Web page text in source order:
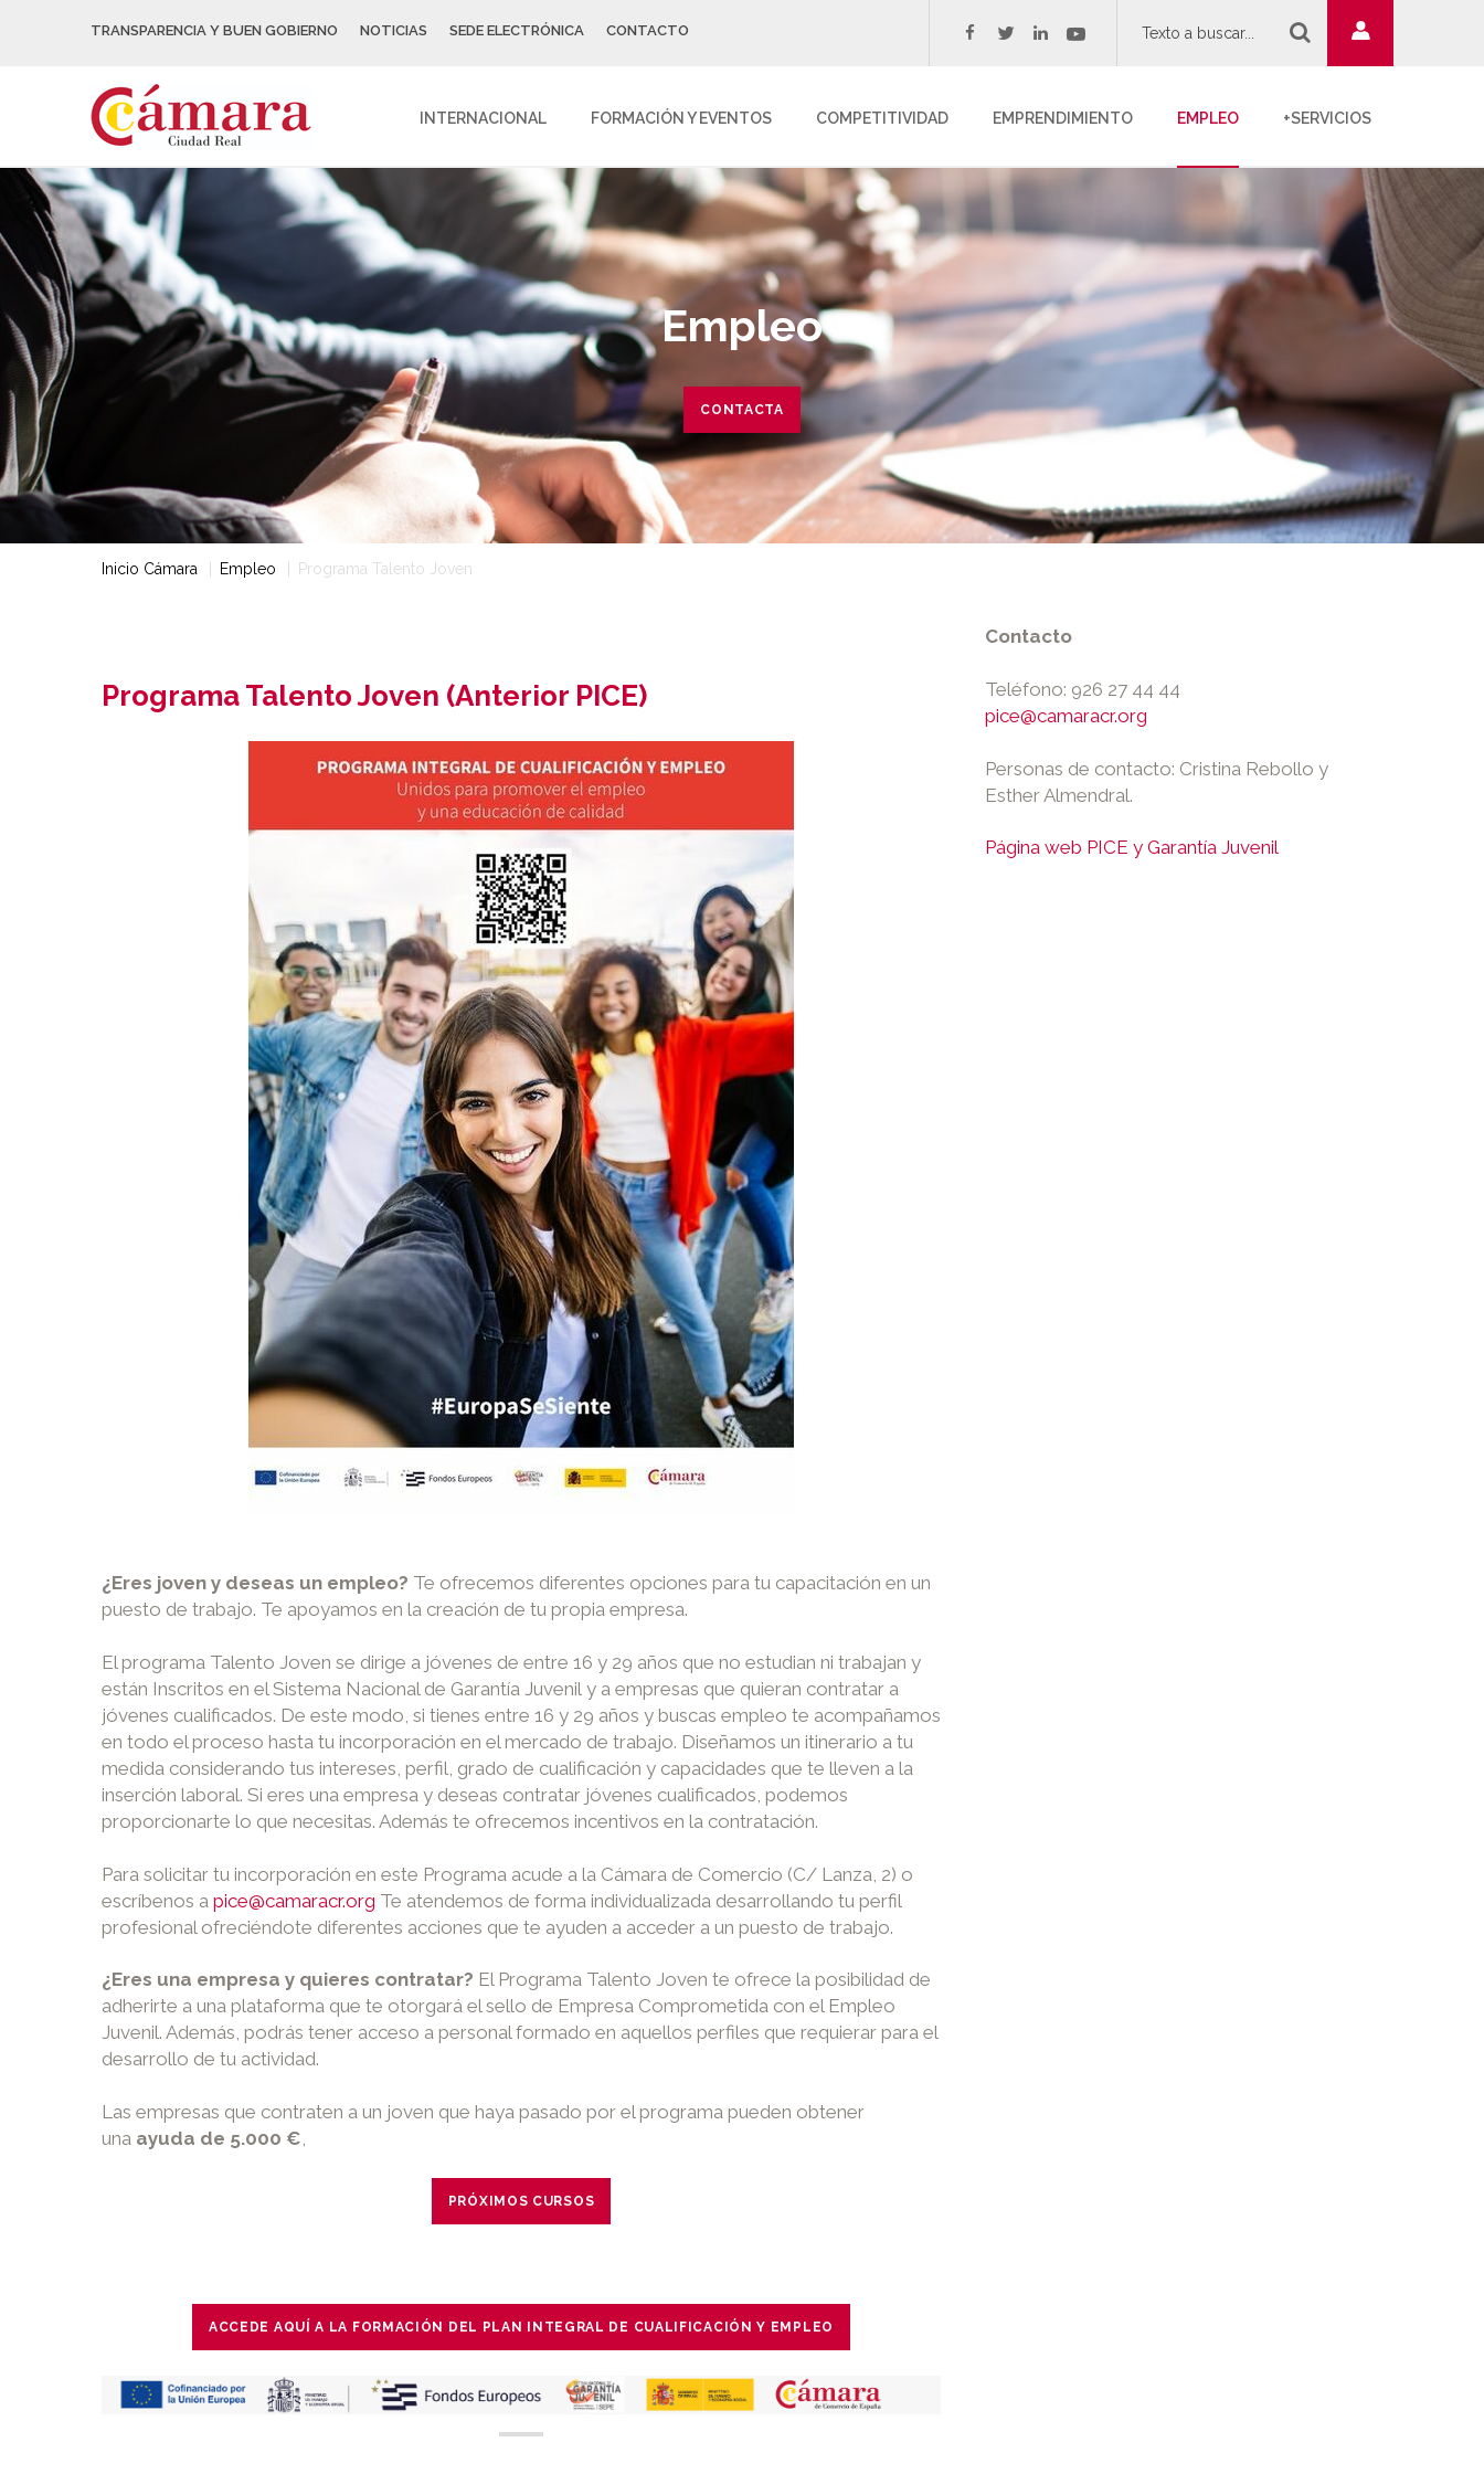
TRANSPARENCIA Y BUEN GOBIERNO NOTICIAS SEDE ELECTRÓNICA CONTACTO facebook
twitterlinkedinyoutube
INTERNACIONAL FORMACIÓN Y EVENTOS COMPETITIVIDAD EMPRENDIMIENTO EMPLEO +SERVICIOS
Empleo
CONTACTA
Inicio Cámara Empleo Programa Talento Joven
Programa Talento Joven (Anterior PICE)
¿Eres joven y deseas un empleo? Te ofrecemos diferentes opciones para tu capacitación en un
puesto de trabajo. Te apoyamos en la creación de tu propia empresa.
El programa Talento Joven se dirige a jóvenes de entre 16 y 29 años que no estudian ni trabajan y
están Inscritos en el Sistema Nacional de Garantía Juvenil y a empresas que quieran contratar a
jóvenes cualificados. De este modo, si tienes entre 16 y 29 años y buscas empleo te acompañamos
en todo el proceso hasta tu incorporación en el mercado de trabajo. Diseñamos un itinerario a tu
medida considerando tus intereses, perfil, grado de cualificación y capacidades que te lleven a la
inserción laboral. Si eres una empresa y deseas contratar jóvenes cualificados, podemos
proporcionarte lo que necesitas. Además te ofrecemos incentivos en la contratación.
Para solicitar tu incorporación en este Programa acude a la Cámara de Comercio (C/ Lanza, 2) o
escríbenos a pice@camaracr.org Te atendemos de forma individualizada desarrollando tu perfil
profesional ofreciéndote diferentes acciones que te ayuden a acceder a un puesto de trabajo.
¿Eres una empresa y quieres contratar? El Programa Talento Joven te ofrece la posibilidad de
adherirte a una plataforma que te otorgará el sello de Empresa Comprometida con el Empleo
Juvenil. Además, podrás tener acceso a personal formado en aquellos perfiles que requierar para el
desarrollo de tu actividad.
Las empresas que contraten a un joven que haya pasado por el programa pueden obtener
una ayuda de 5.000 €,
PRÓXIMOS CURSOS
ACCEDE AQUÍ A LA FORMACIÓN DEL PLAN INTEGRAL DE CUALIFICACIÓN Y EMPLEO
Contacto
Teléfono: 926 27 44 44
pice@camaracr.org
Personas de contacto: Cristina Rebollo y
Esther Almendral.
Página web PICE y Garantía Juvenil